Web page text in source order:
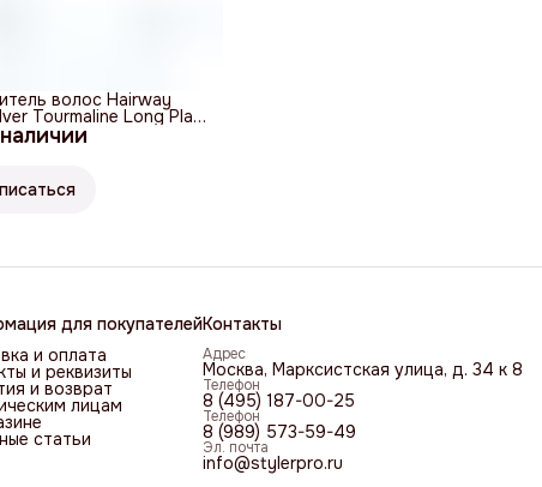
волос Hairway
Tourmaline Long Plate
для покупателей
и оплата
и реквизиты
и возврат
лицам
статьи
Контакты
Адрес
Москва, Марксистская улица, д. 34 к 8
Телефон
8 (495) 187-00-25
Телефон
8 (989) 573-59-49
Эл. почта
info@stylerpro.ru